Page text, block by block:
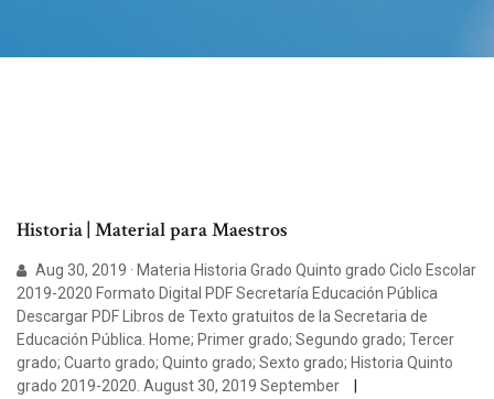
Historia | Material para Maestros
Aug 30, 2019 · Materia Historia Grado Quinto grado Ciclo Escolar
2019-2020 Formato Digital PDF Secretaría Educación Pública
Descargar PDF Libros de Texto gratuitos de la Secretaria de
Educación Pública. Home; Primer grado; Segundo grado; Tercer
grado; Cuarto grado; Quinto grado; Sexto grado; Historia Quinto
grado 2019-2020. August 30, 2019 September